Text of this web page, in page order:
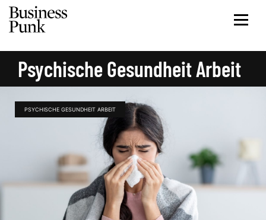
Psychische Gesundheit Arbeit
PSYCHISCHE GESUNDHEIT ARBEIT